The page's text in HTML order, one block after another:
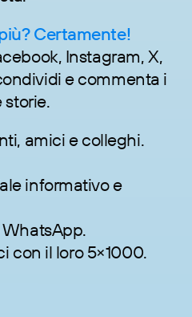
Certamente!
Instagram, X,
e commenta i
storie.
amici e colleghi.
informativo e
con il loro 5×1000.